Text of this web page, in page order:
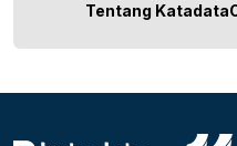
Tentang